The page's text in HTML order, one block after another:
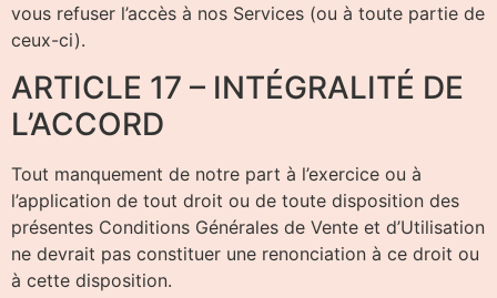
vous refuser l’accès à nos Services (ou à toute partie de
ceux-ci).
ARTICLE 17 – INTÉGRALITÉ DE
L’ACCORD
Tout manquement de notre part à l’exercice ou à
l’application de tout droit ou de toute disposition des
présentes Conditions Générales de Vente et d’Utilisation
ne devrait pas constituer une renonciation à ce droit ou
à cette disposition.